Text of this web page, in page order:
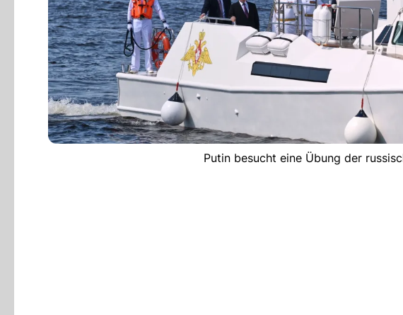
Putin besucht eine Übung der